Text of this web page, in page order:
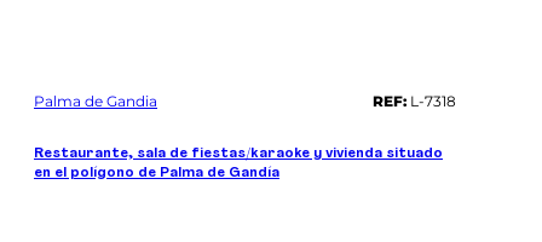
Palma de Gandia REF:L-7318
Restaurante, sala de fiestas/karaoke y vivienda situado
en el polígono de Palma de Gandía